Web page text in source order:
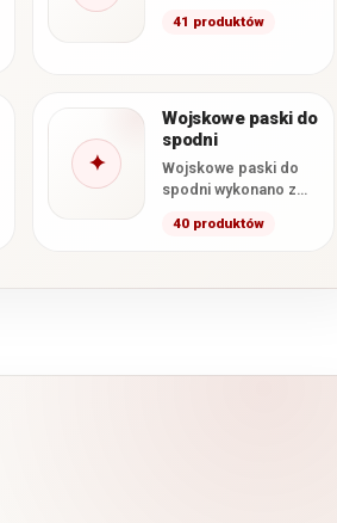
41 produktów
✦
Wojskowe paski do
spodni
Wojskowe paski do
spodni wykonano z
trwałych materiałów
40 produktów